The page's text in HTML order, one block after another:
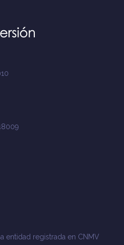
entidad registrada en CNMV